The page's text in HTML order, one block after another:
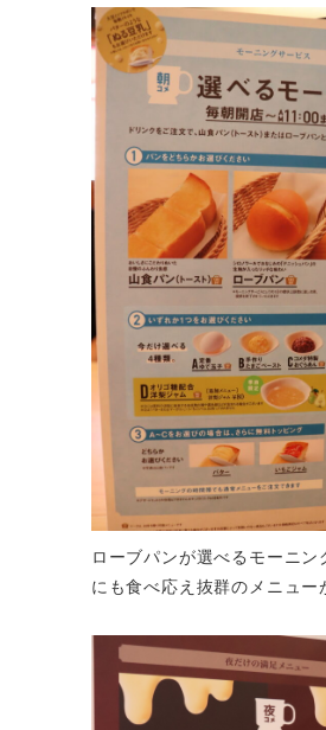
ローブパンが選べるモーニン
にも食べ応え抜群のメニュー